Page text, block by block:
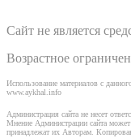
Сайт не является
Возрастное
Использование материалов с
www.aykhal.info
Администрация сайта не несет
Мнение Администрации сайта
принадлежат их Авторам.